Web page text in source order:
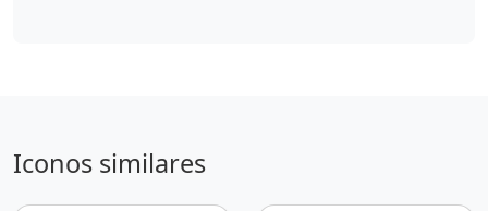
Iconos similares